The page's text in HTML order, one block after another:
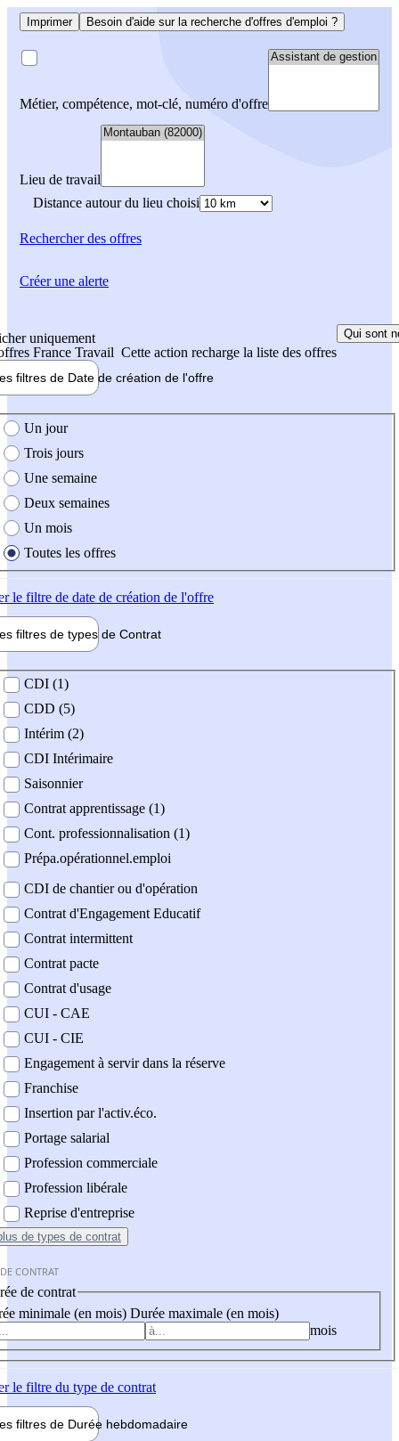
Imprimer Besoin d'aide sur la recherche d'offres d'emploi ?
Métier, compétence, mot-clé, numéro d'offre
Lieu de travail
Distance autour du lieu choisi
Rechercherdes offres
uniquement
France Travail Cette action recharge la liste des offres
Qui sont
filtres de Date de création de l'offre
création de l'offre
Un jour
Trois jours
Une semaine
Deux semaines
Un mois
Toutes les offres
le filtre de date de création de l'offre
filtres de types de Contrat
contrat
CDI (1)
CDD (5)
Intérim (2)
CDI Intérimaire
Saisonnier
Contrat apprentissage (1)
Cont. professionnalisation (1)
Prépa.opérationnel.emploi
CDI de chantier ou d'opération
Contrat d'Engagement Educatif
Contrat intermittent
Contrat pacte
Contrat d'usage
CUI - CAE
CUI - CIE
Engagement à servir dans la réserve
Franchise
Insertion par l'activ.éco.
Portage salarial
Profession commerciale
Profession libérale
Reprise d'entreprise
de types de contrat
CONTRAT
de contrat
minimale (en mois) Durée maximale (en mois)
mois
le filtre du type de contrat
filtres de Durée hebdomadaire
Créer une alerte